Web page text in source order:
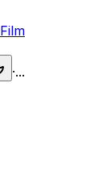
Film
·...